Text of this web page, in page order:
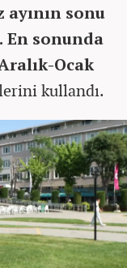
sonu
sonunda
Ocak
kullandı.